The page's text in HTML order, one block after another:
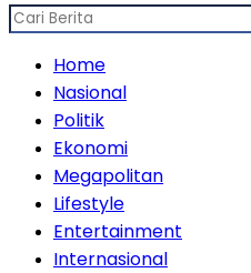
Home
Nasional
Politik
Ekonomi
Megapolitan
Lifestyle
Entertainment
Internasional